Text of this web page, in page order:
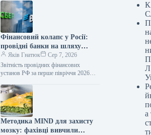
Фінансовий колапс у Росії:
провідні банки на шляху
до банкрутства
Яків Гнатюк
Сер 7, 2026
Звітність провідних фінансових
установ РФ за перше півріччя 2026
проблемних позик та зниження
прибутковості. Найбільші…
Методика MIND для захисту
мозку: фахівці вивчили
Л
а